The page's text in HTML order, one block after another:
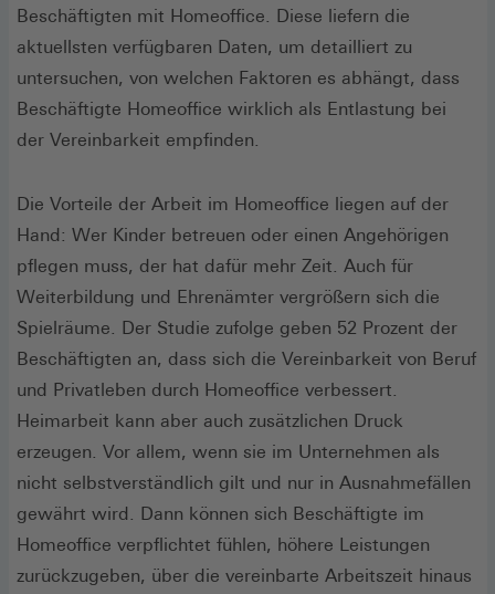
Beschäftigten mit Homeoffice. Diese liefern die
aktuellsten verfügbaren Daten, um detailliert zu
untersuchen, von welchen Faktoren es abhängt, dass
Beschäftigte Homeoffice wirklich als Entlastung bei
der Vereinbarkeit empfinden.
Die Vorteile der Arbeit im Homeoffice liegen auf der
Hand: Wer Kinder betreuen oder einen Angehörigen
pflegen muss, der hat dafür mehr Zeit. Auch für
Weiterbildung und Ehrenämter vergrößern sich die
Spielräume. Der Studie zufolge geben 52 Prozent der
Beschäftigten an, dass sich die Vereinbarkeit von Beruf
und Privatleben durch Homeoffice verbessert.
Heimarbeit kann aber auch zusätzlichen Druck
erzeugen. Vor allem, wenn sie im Unternehmen als
nicht selbstverständlich gilt und nur in Ausnahmefällen
gewährt wird. Dann können sich Beschäftigte im
Homeoffice verpflichtet fühlen, höhere Leistungen
zurückzugeben, über die vereinbarte Arbeitszeit hinaus